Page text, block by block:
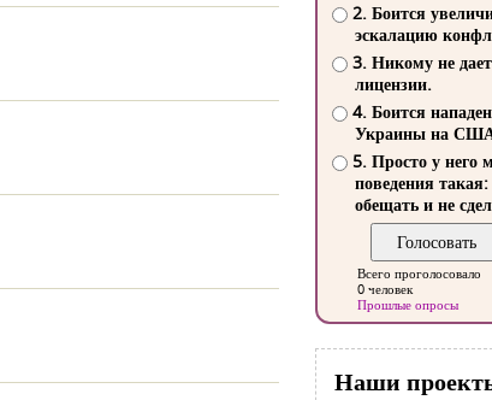
2. Боится
эскалацию
3. Никому не
лицензии.
4. Боится
Украины на
5. Просто у него
поведения такая:
обещать и не
Всего проголосовало
0 человек
Прошлые опросы
Наши